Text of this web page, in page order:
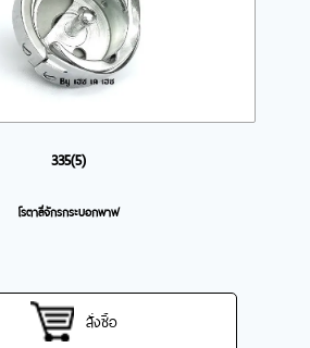
335(5)
โรตาลี่จักรกระบอกพาฟ
สั่งซื้อ